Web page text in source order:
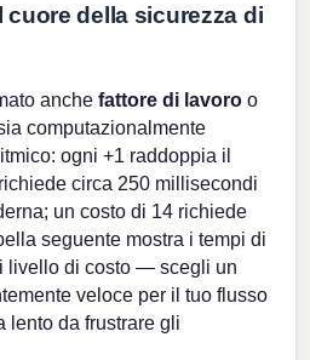
cuore della sicurezza di
anchefattore di lavoro o
computazionalmente
ogni +1 raddoppia il
circa 250 millisecondi
un costo di 14 richiede
seguente mostra i tempi di
livello di costo — scegli un
veloce per il tuo flusso
lento da frustrare gli